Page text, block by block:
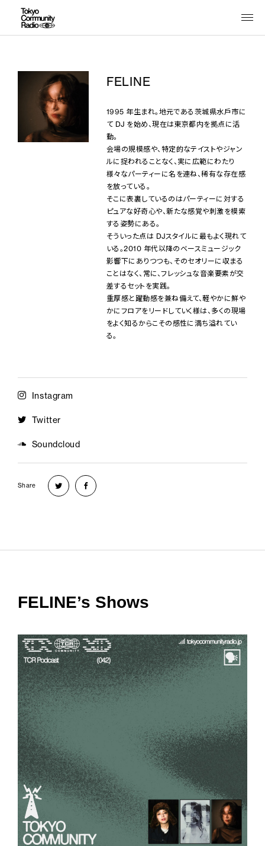
FELINE
1995 年生まれ。地元である茨城県水戶市に
て DJ を始め、現在は東京都内を拠点に活
動。
会場の規模感や、特定的なテイストやジャン
ルに捉われることなく、実に広範にわたり
様々なパーティーに名を連ね、稀有な存在感
を放っている。
そこに表裏しているのはパーティーに対する
ピュアな好奇心や、新たな感覚や刺激を模索
する姿勢にある。
そういった点は DJスタイルに最もよく現れて
いる。2010 年代以降のベースミュージック
影響下にありつつも、そのセオリーに収まる
ことはなく、常に、フレッシュな音楽要素が交
差するセットを実践。
重厚感と躍動感を兼ね備えて、軽やかに鮮や
かにフロアをリードしていく様は、多くの現場
をよく知るからこその感性に満ち溢れてい
る。
Instagram
Twitter
Soundcloud
Share
FELINE’s Shows